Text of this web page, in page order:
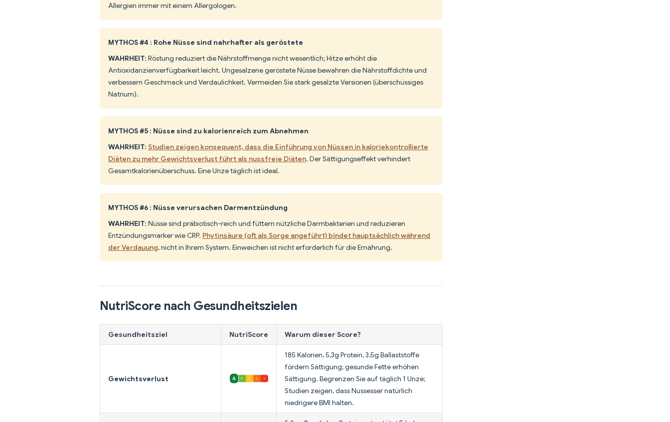
Allergien immer mit einem Allergologen.
MYTHOS #4 : Rohe Nüsse sind nahrhafter als geröstete
WAHRHEIT: Röstung reduziert die Nährstoffmenge nicht wesentlich; Hitze erhöht die
Antioxidanzienverfügbarkeit leicht. Ungesalzene geröstete Nüsse bewahren die Nährstoffdichte und
verbessern Geschmack und Verdaulichkeit. Vermeiden Sie stark gesalzte Versionen (überschüssiges
Natrium).
MYTHOS #5 : Nüsse sind zu kalorienreich zum Abnehmen
WAHRHEIT: Studien zeigen konsequent, dass die Einführung von Nüssen in kaloriekontrollierte
Diäten zu mehr Gewichtsverlust führt als nussfreie Diäten. Der Sättigungseffekt verhindert
Gesamtkalorienüberschuss. Eine Unze täglich ist ideal.
MYTHOS #6 : Nüsse verursachen Darmentzündung
WAHRHEIT: Nüsse sind präbiotisch-reich und füttern nützliche Darmbakterien und reduzieren
Entzündungsmarker wie CRP. Phytinsäure (oft als Sorge angeführt) bindet hauptsächlich während
der Verdauung, nicht in Ihrem System. Einweichen ist nicht erforderlich für die Ernährung.
NutriScore nach Gesundheitszielen
Gesundheitsziel NutriScore Warum dieser Score?
Gewichtsverlust
185 Kalorien, 5,3g Protein, 3,5g Ballaststoffe
fördern Sättigung; gesunde Fette erhöhen
Sättigung. Begrenzen Sie auf täglich 1 Unze;
Studien zeigen, dass Nussesser natürlich
niedrigere BMI halten.